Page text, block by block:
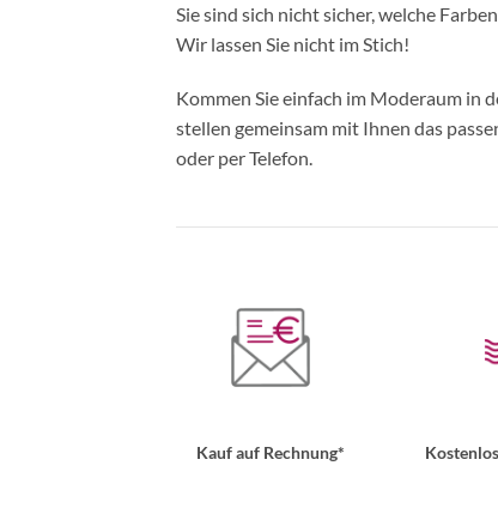
Sie sind sich nicht sicher, welche
Wir lassen Sie nicht im Stich!
Kommen Sie einfach im Moderaum in
stellen gemeinsam mit Ihnen das
oder per Telefon.
Kauf auf Rechnung*